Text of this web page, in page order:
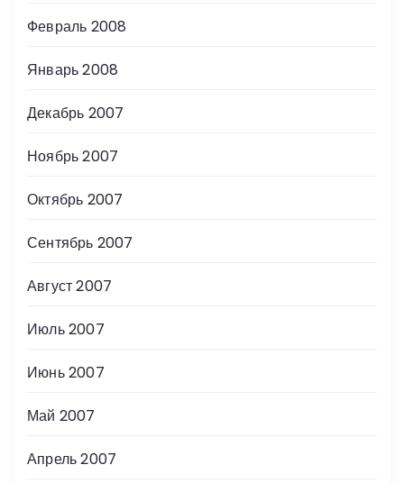
Февраль 2008
Январь 2008
Декабрь 2007
Ноябрь 2007
Октябрь 2007
Сентябрь 2007
Август 2007
Июль 2007
Июнь 2007
Май 2007
Апрель 2007